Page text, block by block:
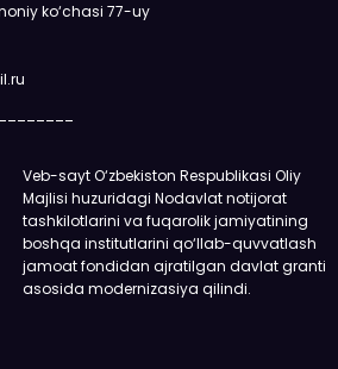
ko‘chasi 77-uy
Veb-sayt O‘zbekiston Respublikasi Oliy
Majlisi huzuridagi Nodavlat notijorat
tashkilotlarini va fuqarolik jamiyatining
boshqa institutlarini qo‘llab-quvvatlash
jamoat fondidan ajratilgan davlat granti
asosida modernizasiya qilindi.